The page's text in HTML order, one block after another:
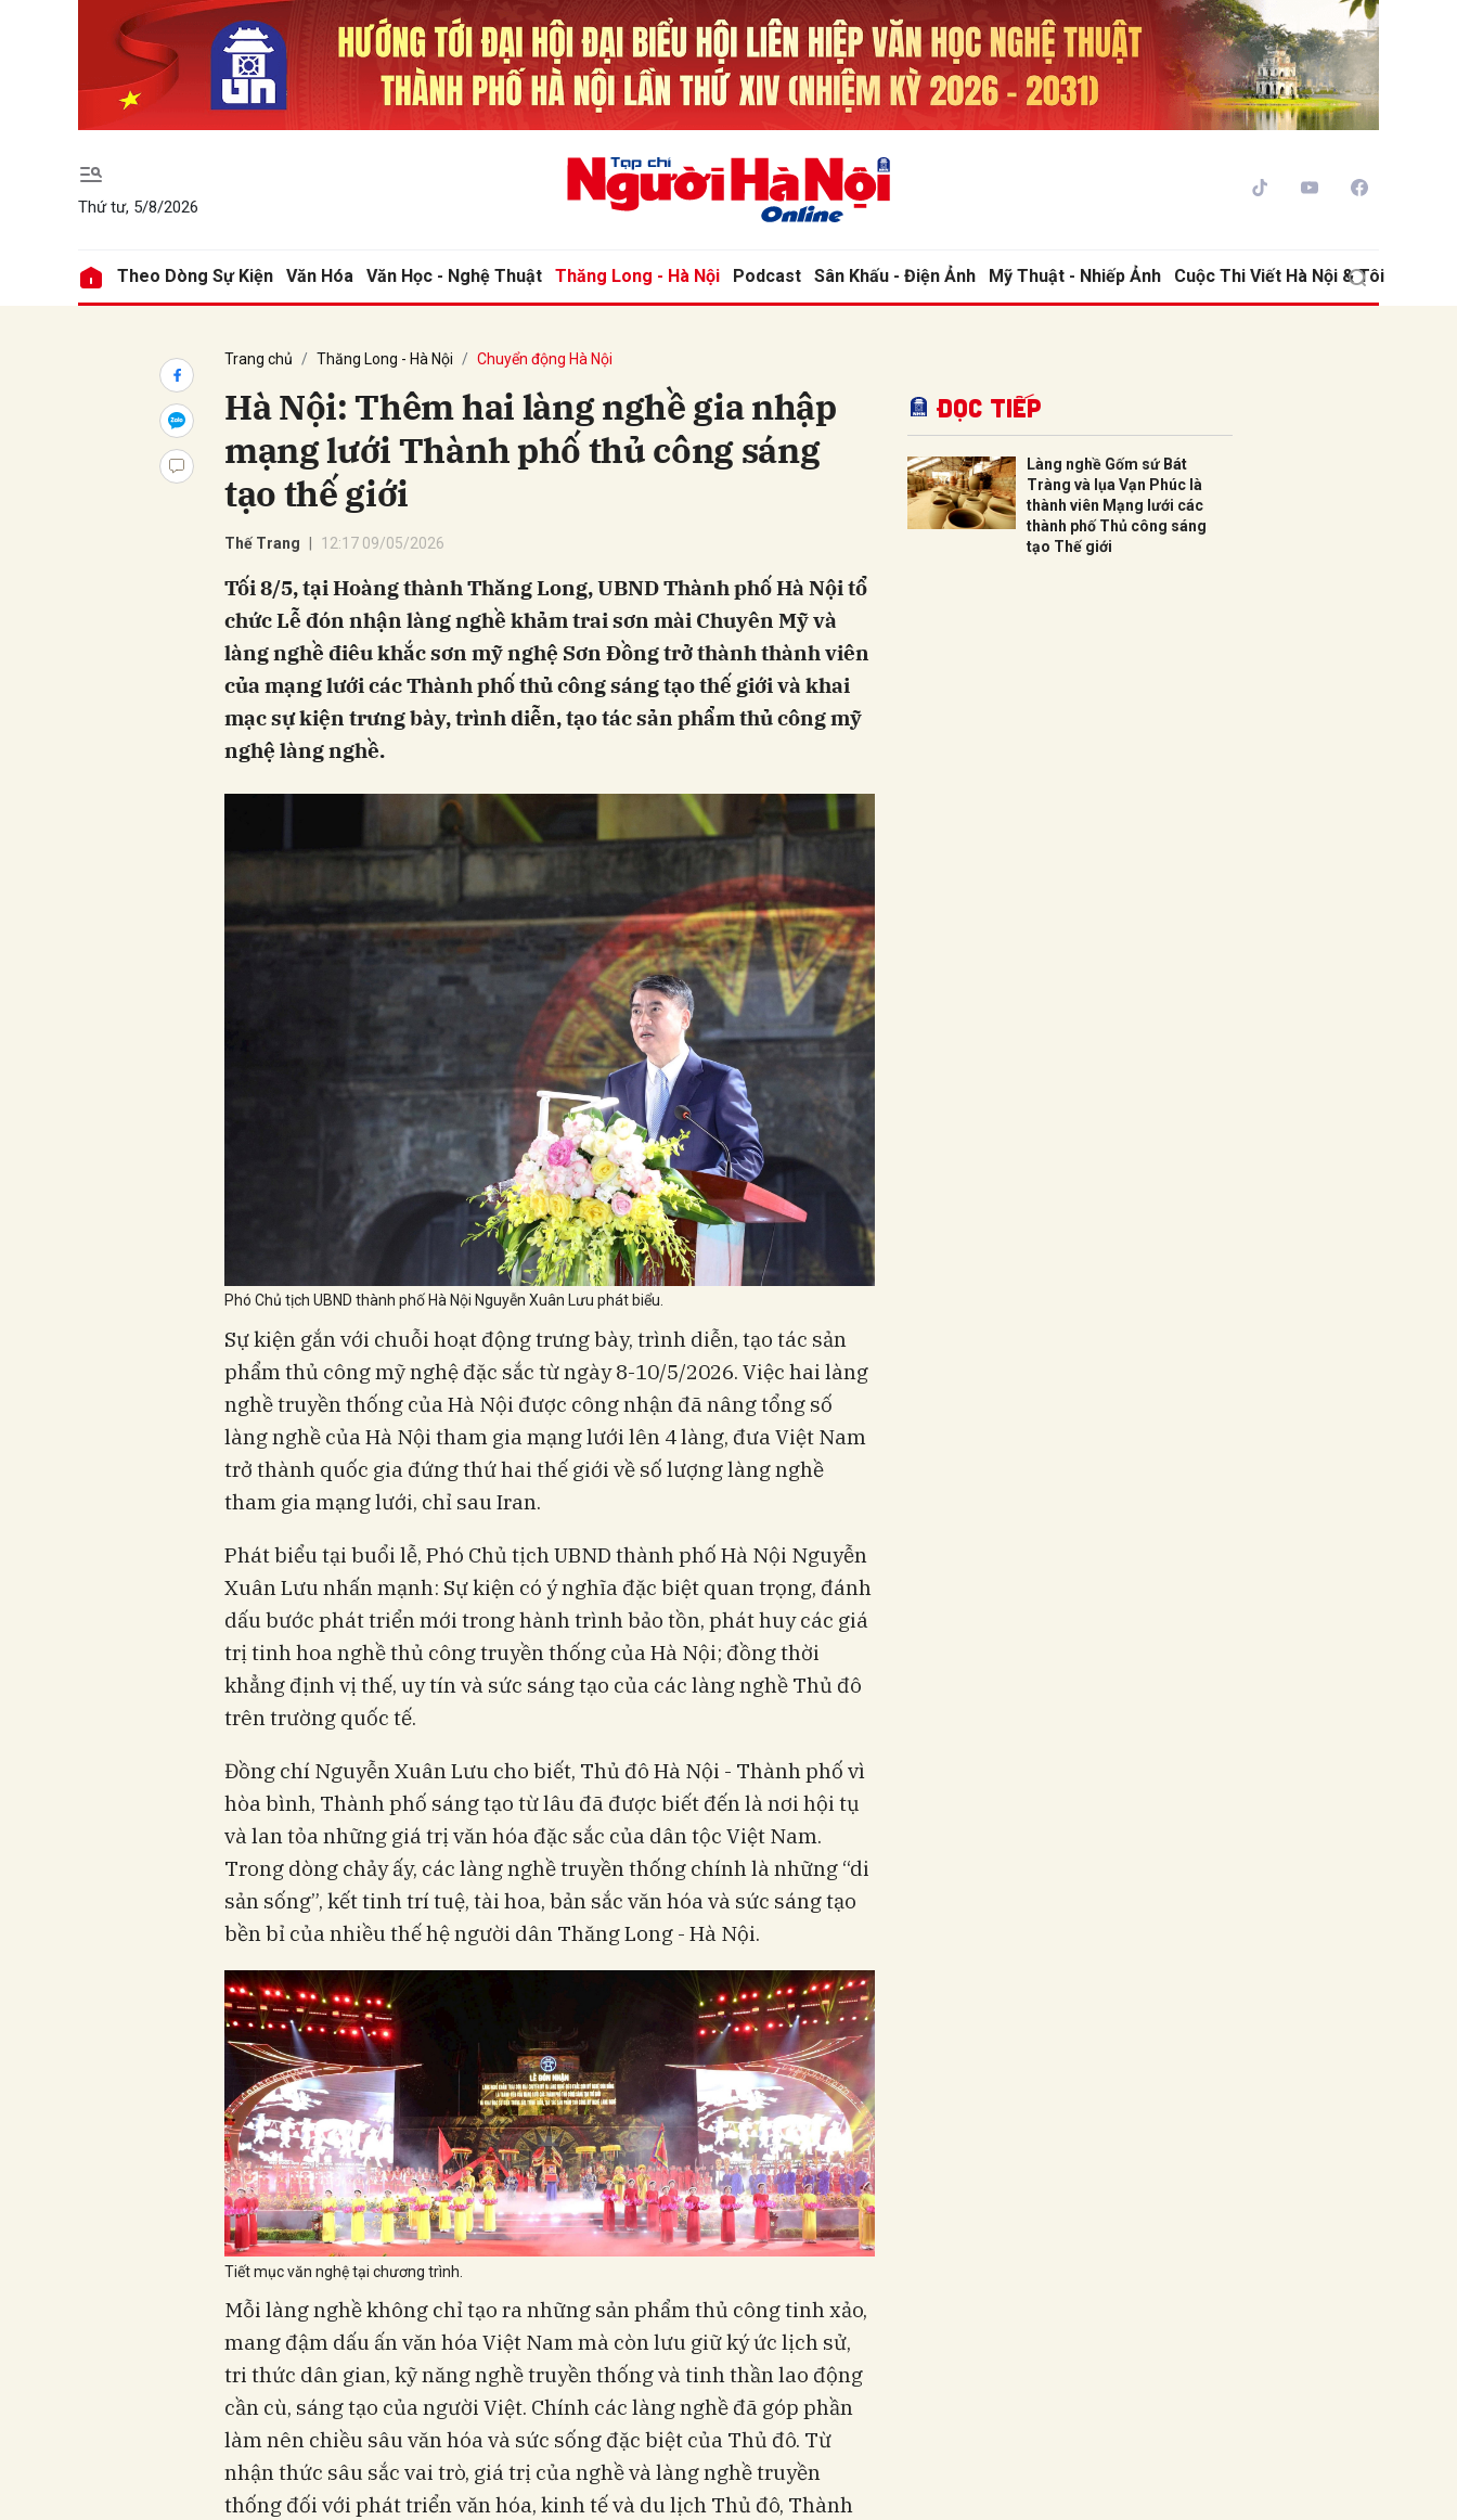
Thứ tư, 5/8/2026
Theo Dòng Sự Kiện Văn Hóa Văn Học - Nghệ Thuật Thăng Long - Hà Nội Podcast Sân Khấu - Điện Ảnh Mỹ Thuật - Nhiếp Ảnh Cuộc Thi Viết Hà Nội & Tôi
Trang chủ Thăng Long - Hà Nội Chuyển động Hà Nội
Hà Nội: Thêm hai làng nghề gia nhập
mạng lưới Thành phố thủ công sáng
tạo thế giới
Thế Trang 12:17 09/05/2026
Tối 8/5, tại Hoàng thành Thăng Long, UBND Thành phố Hà Nội tổ
chức Lễ đón nhận làng nghề khảm trai sơn mài Chuyên Mỹ và
làng nghề điêu khắc sơn mỹ nghệ Sơn Đồng trở thành thành viên
của mạng lưới các Thành phố thủ công sáng tạo thế giới và khai
mạc sự kiện trưng bày, trình diễn, tạo tác sản phẩm thủ công mỹ
nghệ làng nghề.
Phó Chủ tịch UBND thành phố Hà Nội Nguyễn Xuân Lưu phát biểu.
Sự kiện gắn với chuỗi hoạt động trưng bày, trình diễn, tạo tác sản
phẩm thủ công mỹ nghệ đặc sắc từ ngày 8-10/5/2026. Việc hai làng
nghề truyền thống của Hà Nội được công nhận đã nâng tổng số
làng nghề của Hà Nội tham gia mạng lưới lên 4 làng, đưa Việt Nam
trở thành quốc gia đứng thứ hai thế giới về số lượng làng nghề
tham gia mạng lưới, chỉ sau Iran.
Phát biểu tại buổi lễ, Phó Chủ tịch UBND thành phố Hà Nội Nguyễn
Xuân Lưu nhấn mạnh: Sự kiện có ý nghĩa đặc biệt quan trọng, đánh
dấu bước phát triển mới trong hành trình bảo tồn, phát huy các giá
trị tinh hoa nghề thủ công truyền thống của Hà Nội; đồng thời
khẳng định vị thế, uy tín và sức sáng tạo của các làng nghề Thủ đô
trên trường quốc tế.
Đồng chí Nguyễn Xuân Lưu cho biết, Thủ đô Hà Nội - Thành phố vì
hòa bình, Thành phố sáng tạo từ lâu đã được biết đến là nơi hội tụ
và lan tỏa những giá trị văn hóa đặc sắc của dân tộc Việt Nam.
Trong dòng chảy ấy, các làng nghề truyền thống chính là những “di
sản sống”, kết tinh trí tuệ, tài hoa, bản sắc văn hóa và sức sáng tạo
bền bỉ của nhiều thế hệ người dân Thăng Long - Hà Nội.
Tiết mục văn nghệ tại chương trình.
Mỗi làng nghề không chỉ tạo ra những sản phẩm thủ công tinh xảo,
mang đậm dấu ấn văn hóa Việt Nam mà còn lưu giữ ký ức lịch sử,
tri thức dân gian, kỹ năng nghề truyền thống và tinh thần lao động
cần cù, sáng tạo của người Việt. Chính các làng nghề đã góp phần
làm nên chiều sâu văn hóa và sức sống đặc biệt của Thủ đô. Từ
nhận thức sâu sắc vai trò, giá trị của nghề và làng nghề truyền
thống đối với phát triển văn hóa, kinh tế và du lịch Thủ đô, Thành
Đọc tiếp
Làng nghề Gốm sứ Bát
Tràng và lụa Vạn Phúc là
thành viên Mạng lưới các
thành phố Thủ công sáng
tạo Thế giới
Gửi bình luận